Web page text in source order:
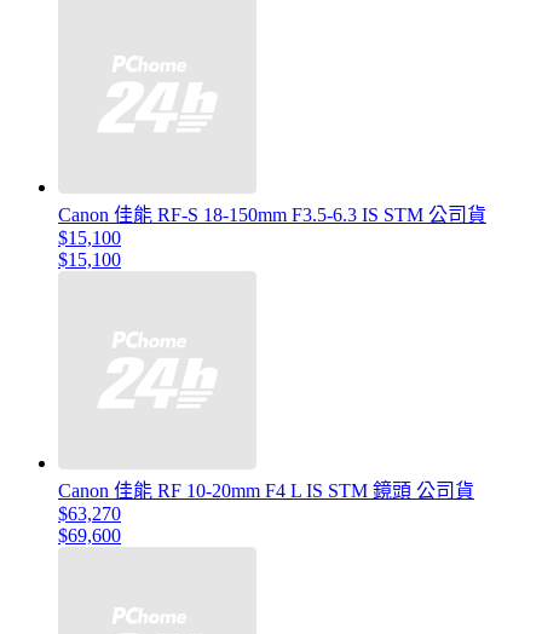
Canon 佳能 RF-S 18-150mm F3.5-6.3 IS STM 公司貨
$15,100
$15,100
Canon 佳能 RF 10-20mm F4 L IS STM 鏡頭 公司貨
$63,270
$69,600